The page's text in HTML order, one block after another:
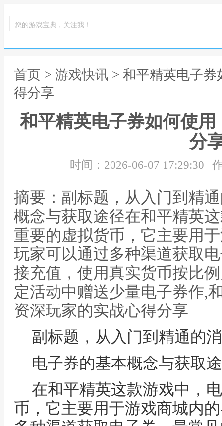
您的游戏宝典，关注我！
首页 > 游戏快讯 > 和平精英电子
得分享
和平精英电子券如何使
分
时间：2026-06-07 17:29:30
摘要：副标题，从入门到精
概念与获取途径在和平精英
重要的虚拟货币，它主要用
玩家可以通过多种渠道获取
接充值，使用真实货币按比
定活动中赠送少量电子券作,
资深玩家的实战心得分享
副标题，从入门到精通的
电子券的基本概念与获取
在和平精英这款游戏中，
币，它主要用于游戏商城内